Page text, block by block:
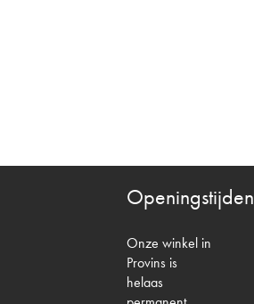
Openingstijden
Onze winkel in
Provins is
helaas